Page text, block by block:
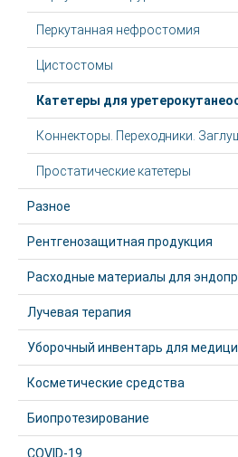
Перкутанная нефростомия
Цистостомы
Катетеры для
Коннекторы. Переходники.
Простатические катетеры
Разное
Рентгенозащитная продукция
Расходные материалы для
Лучевая терапия
Уборочный инвентарь для
Косметические средства
Биопротезирование
COVID-19